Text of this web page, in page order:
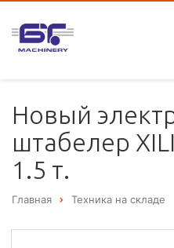
Новый
штабелер
1.5 т.
Главная Техника на складе